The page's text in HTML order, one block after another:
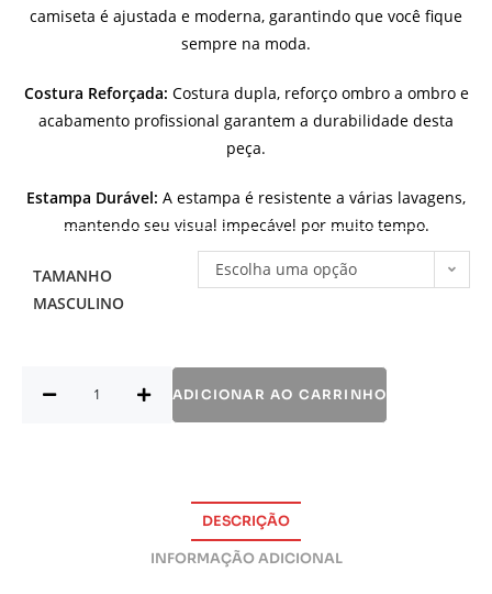
camiseta é ajustada e moderna, garantindo que você fique
sempre na moda.
Costura Reforçada: Costura dupla, reforço ombro a ombro e
acabamento profissional garantem a durabilidade desta
peça.
Estampa Durável: A estampa é resistente a várias lavagens,
mantendo seu visual impecável por muito tempo.
TAMANHO
MASCULINO
Escolha uma opção
ADICIONAR AO CARRINHO
DESCRIÇÃO
INFORMAÇÃO ADICIONAL